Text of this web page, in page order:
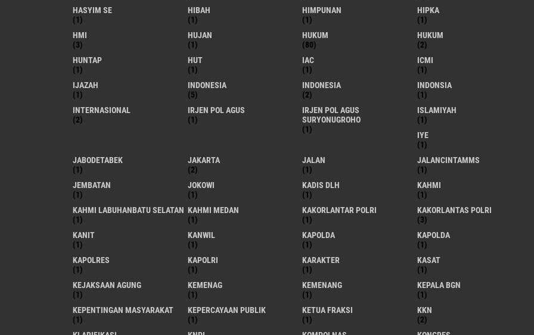
HASYIM SE
(1)
HIBAH
(1)
HIMPUNAN
(1)
HIPKA
(1)
HMI
(3)
HUJAN
(1)
HUKUM
(80)
HUKUM
(2)
HUNTAP
(1)
HUT
(1)
IAC
(1)
ICMI
(1)
IJAZAH
(1)
INDONESIA
(5)
INDONESIA
(2)
INDONSIA
(1)
INTERNASIONAL
(2)
IRJEN POL AGUS
(1)
IRJEN POL AGUS
SURYONUGROHO
(1)
ISLAMIYAH
(1)
IYE
(1)
JABODETABEK
(1)
JAKARTA
(2)
JALAN
(1)
JALANCINTAMMS
(1)
JEMBATAN
(1)
JOKOWI
(1)
KADIS DLH
(1)
KAHMI
(1)
KAHMI LABUHANBATU SELATAN
(1)
KAHMI MEDAN
(1)
KAKORLANTAR POLRI
(1)
KAKORLANTAS POLRI
(3)
KANIT
(1)
KANWIL
(1)
KAPOLDA
(1)
KAPOLDA
(1)
KAPOLRES
(1)
KAPOLRI
(1)
KARAKTER
(1)
KASAT
(1)
KEJAKSAAN AGUNG
(1)
KEMENAG
(1)
KEMENANG
(1)
KEPALA BGN
(1)
KEPENTINGAN MASYARAKAT
(1)
KEPERCAYAAN PUBLIK
(1)
KETUA FRAKSI
(1)
KKN
(2)